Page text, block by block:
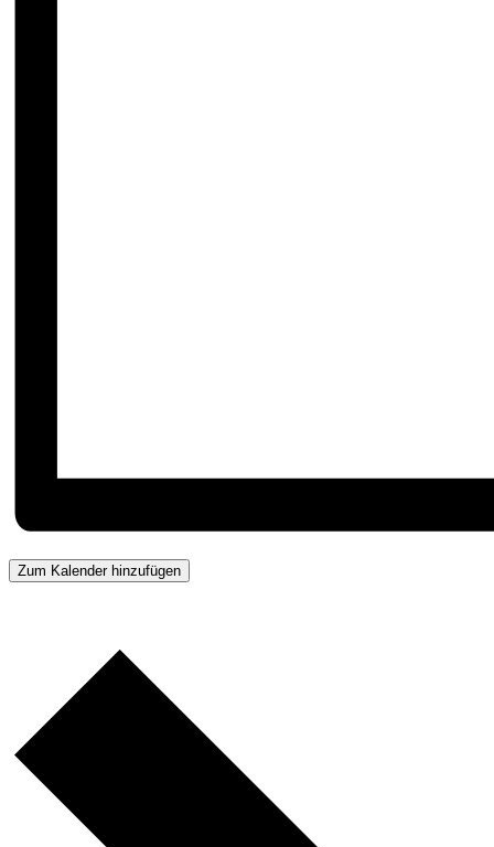
Zum Kalender hinzufügen